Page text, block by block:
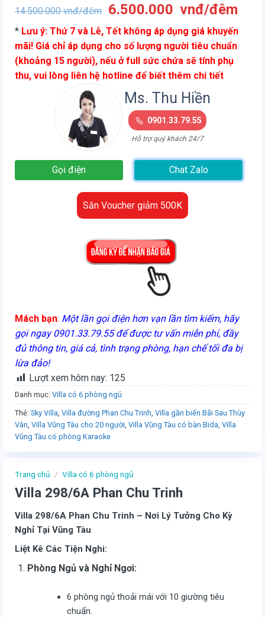
Trang chủ / Villa có 6 phòng ngủ
Villa 298/6A Phan Chu Trinh
Villa 298/6A Phan Chu Trinh – Nơi Lý Tưởng Cho Kỳ
Nghỉ Tại Vũng Tàu
Liệt Kê Các Tiện Nghi:
Phòng Ngủ và Nghỉ Ngơi:
6 phòng ngủ thoải mái với 10 giường tiêu
chuẩn.
14.500.000vnđ/đêm
Giá
gốc
là:
14.500.000
vnđ/
đêm.
6.500.000 vnđ/đêmGiá
tại
là:
* Lưu ý: Thứ 7 và Lễ, Tết không áp dụng giá khuyến
mãi! Giá chỉ áp dụng cho số lượng người tiêu chuẩn
(khoảng 15 người), nếu ở full sức chứa sẽ tính phụ
thu, vui lòng liên hệ hotline để biết thêm chi tiết
Ms. Thu Hiền
0901.33.79.55
Hỗ trợ quý khách 24/7
Gọi điện Chat Zalo
Săn Voucher giảm 500K
Mách bạn: Một lần gọi điện hơn vạn lần tìm kiếm, hãy
gọi ngay 0901.33.79.55 để được tư vấn miễn phí, đầy
đủ thông tin, giá cả, tình trạng phòng, hạn chế tối đa bị
lừa đảo!
Lượt xem hôm nay: 125
Danh mục: Villa có 6 phòng ngủ
Thẻ: Sky Villa, Villa đường Phan Chu Trinh, Villa gần biển Bãi Sau Thùy
Vân, Villa Vũng Tàu cho 20 người, Villa Vũng Tàu có bàn Bida, Villa
Vũng Tàu có phòng Karaoke